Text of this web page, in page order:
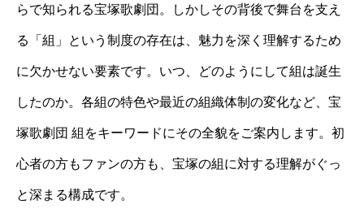
らで知られる宝塚歌劇団。しかしその背後で舞台を支え
る「組」という制度の存在は、魅力を深く理解するため
に欠かせない要素です。いつ、どのようにして組は誕生
したのか。各組の特色や最近の組織体制の変化など、宝
塚歌劇団 組をキーワードにその全貌をご案内します。初
心者の方もファンの方も、宝塚の組に対する理解がぐっ
と深まる構成です。